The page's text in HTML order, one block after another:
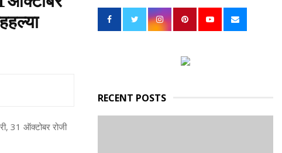
31 ऑक्टोबर रोजी
o
RECENT POSTS